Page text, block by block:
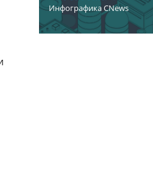
Инфографика CNews